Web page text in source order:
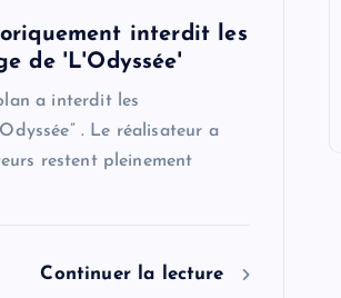
interdit les
de 'L'Odyssée'
a interdit les
. Le réalisateur a
restent pleinement
Continuer la lecture